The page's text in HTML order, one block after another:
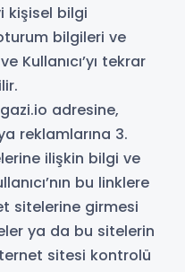
kişisel bilgi
bilgileri ve
Kullanıcı’yı tekrar
adresine,
reklamlarına 3.
ilişkin bilgi ve
bu linklere
sitelerine girmesi
ya da bu sitelerin
sitesi kontrolü